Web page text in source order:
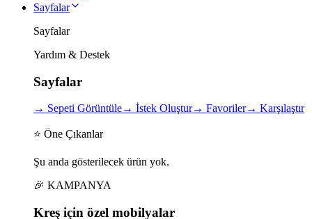
Sayfalar
Sayfalar
Yardım & Destek
Sayfalar
→ Sepeti Görüntüle→ İstek Oluştur→ Favoriler→ Karşılaştır
⭐ Öne Çıkanlar
Şu anda gösterilecek ürün yok.
🎉 KAMPANYA
Kreş için özel mobilyalar